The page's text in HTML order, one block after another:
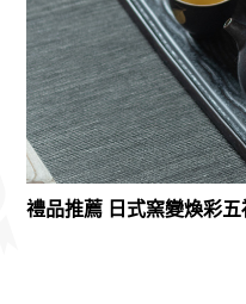
禮品推薦 日式窯變煥彩